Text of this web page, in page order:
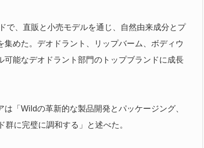
で、直販と小売モデルを通じ、自然由来成分とプ
めた。デオドラント、リップバーム、ボディウ
能なデオドラント部門のトップブランドに成長
「Wildの革新的な製品開発とパッケージング、
に完璧に調和する」と述べた。